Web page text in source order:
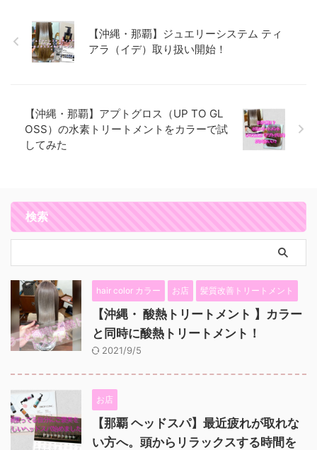
【沖縄・那覇】ジュエリーシステム ティ
アラ（イデ）取り扱い開始！
【沖縄・那覇】アプトグロス（UP TO GL
OSS）の水素トリートメントをカラーで試
してみた
検索
hair color カラー お店 髪質改善トリートメント
【沖縄・ 酸熱トリートメント 】カラー
と同時に酸熱トリートメント！
2021/9/5
お店
【那覇 ヘッドスパ】最近疲れが取れな
い方へ。頭からリラックスする時間を